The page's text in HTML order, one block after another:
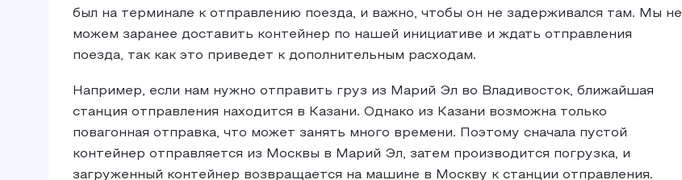
был на терминале к отправлению поезда, и важно, чтобы он не задерживался там. Мы не
можем заранее доставить контейнер по нашей инициативе и ждать отправления
поезда, так как это приведет к дополнительным расходам.
Например, если нам нужно отправить груз из Марий Эл во Владивосток, ближайшая
станция отправления находится в Казани. Однако из Казани возможна только
повагонная отправка, что может занять много времени. Поэтому сначала пустой
контейнер отправляется из Москвы в Марий Эл, затем производится погрузка, и
загруженный контейнер возвращается на машине в Москву к станции отправления.